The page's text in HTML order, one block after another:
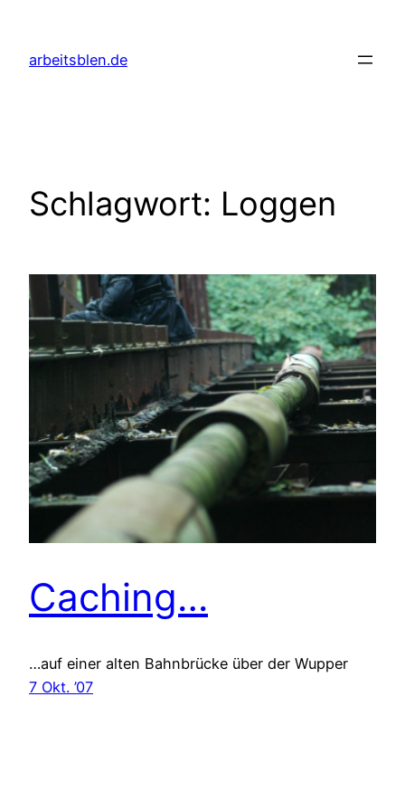
springen
arbeitsblen.de
Schlagwort: Loggen
Caching…
…auf einer alten Bahnbrücke über der Wupper
7 Okt. ’07